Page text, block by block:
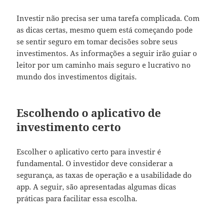
Investir não precisa ser uma tarefa complicada. Com
as dicas certas, mesmo quem está começando pode
se sentir seguro em tomar decisões sobre seus
investimentos. As informações a seguir irão guiar o
leitor por um caminho mais seguro e lucrativo no
mundo dos investimentos digitais.
Escolhendo o aplicativo de
investimento certo
Escolher o aplicativo certo para investir é
fundamental. O investidor deve considerar a
segurança, as taxas de operação e a usabilidade do
app. A seguir, são apresentadas algumas dicas
práticas para facilitar essa escolha.